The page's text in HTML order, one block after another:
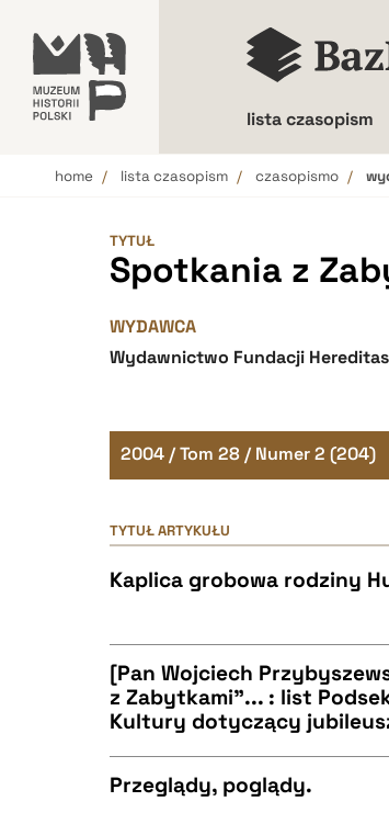
lista czasopism
home lista czasopism czasopismo
TYTUŁ
Spotkania z
WYDAWCA
Wydawnictwo Fundacji Hereditas
2004 / Tom 28 / Numer 2 (204)
TYTUŁ ARTYKUŁU
Kaplica grobowa rodziny
CZYSTY TEKST
[Pan Wojciech
z Zabytkami"... : list
Kultury dotyczący
Przeglądy, poglądy.